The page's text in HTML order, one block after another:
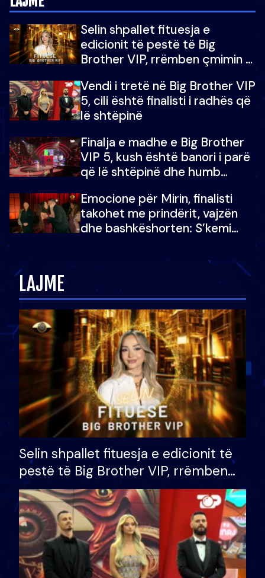
Selin shpallet fituesja e
edicionit të pestë të Big
Brother VIP, rrëmben çmimin e
Vendi i tretë në Big Brother VIP
5, cili është finalisti i radhës që
lë shtëpinë
Finalja e madhe e Big Brother
VIP 5, kush është banori i parë
që lë shtëpinë dhe humb
çmimin e madh
Emocione për Mirin, finalisti
takohet me prindërit, vajzën
dhe bashkëshorten: S’kemi
LAJME
Selin shpallet fituesja e edicionit të
pestë të Big Brother VIP, rrëmben
çmimin e madh prej 100 mijë eurosh